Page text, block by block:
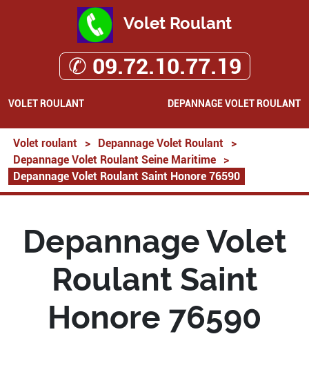
Volet Roulant
✆ 09.72.10.77.19
VOLET ROULANT DEPANNAGE VOLET ROULANT
Volet roulant > Depannage Volet Roulant
>
Depannage Volet Roulant Seine Maritime
>
Depannage Volet Roulant Saint Honore 76590
Depannage Volet
Roulant Saint
Honore 76590